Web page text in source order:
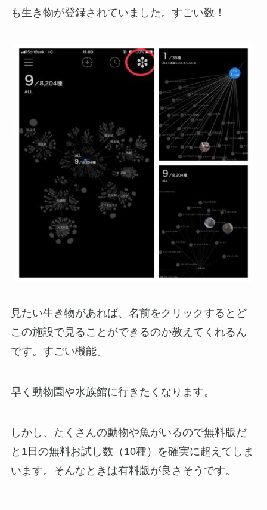
も生き物が登録されていました。すごい数！
見たい生き物があれば、名前をクリックするとど
この施設で見ることができるのか教えてくれるん
です。すごい機能。
早く動物園や水族館に行きたくなります。
しかし、たくさんの動物や魚がいるので無料版だ
と1日の無料お試し数（10種）を確実に超えてしま
います。そんなときは有料版が良さそうです。